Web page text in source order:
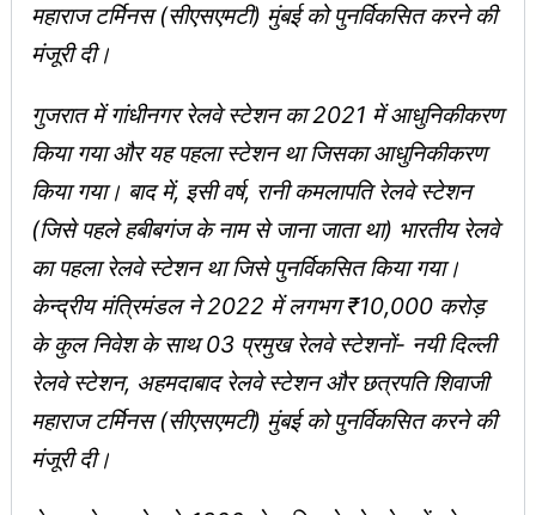
महाराज टर्मिनस (सीएसएमटी) मुंबई को पुनर्विकसित करने की
मंजूरी दी।
गुजरात में गांधीनगर रेलवे स्टेशन का 2021 में आधुनिकीकरण
किया गया और यह पहला स्टेशन था जिसका आधुनिकीकरण
किया गया। बाद में, इसी वर्ष, रानी कमलापति रेलवे स्टेशन
(जिसे पहले हबीबगंज के नाम से जाना जाता था) भारतीय रेलवे
का पहला रेलवे स्टेशन था जिसे पुनर्विकसित किया गया।
केन्‍द्रीय मंत्रिमंडल ने 2022 में लगभग ₹10,000 करोड़
के कुल निवेश के साथ 03 प्रमुख रेलवे स्टेशनों- नयी दिल्ली
रेलवे स्टेशन, अहमदाबाद रेलवे स्टेशन और छत्रपति शिवाजी
महाराज टर्मिनस (सीएसएमटी) मुंबई को पुनर्विकसित करने की
मंजूरी दी।